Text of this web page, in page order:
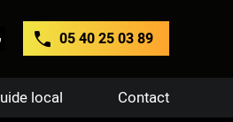
05 40 25 03 89
local Contact